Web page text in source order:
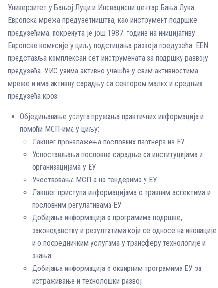
Универзитет у Бањој Луци и Иновациони центар Бања Лука.
Европска мрежа предузетништва, као инструмент подршке
предузећима, покренута је још 1987. године на иницијативу
Европске комисије у циљу подстицања развоја предузећа. EEN
представља комплексан сет инструмената за подршку развоју
предузећа. УИС узима активно учешће у свим активностима
мреже и има активну сарадњу са сектором малих и средњих
предузећа кроз:
Обједињавање услуга пружања практичних информација и
помоћи МСП-има у циљу:
Лакшег проналажења пословних партнера из ЕУ
Успостављања пословне сарадње са институцијама и
организацијама у ЕУ
Учествовања МСП-а на тендерима у ЕУ
Лакшег приступа информацијама о правним аспектима и
пословним регулативама ЕУ
Добијања информација о програмима подршке,
законодавству и резултатима који се односе на иновације
и о посредничким услугама у трансферу технологије и
знања
Добијања информација о оквирним програмима ЕУ за
истраживање и технолошки развој